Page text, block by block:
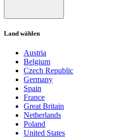
Land wählen
Austria
Belgium
Czech Republic
Germany
Spain
France
Great Britain
Netherlands
Poland
United States